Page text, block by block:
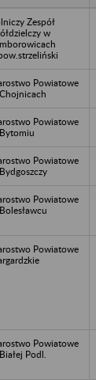
Zespół
w
Powiatowe
Powiatowe
Powiatowe
Powiatowe
Powiatowe
Powiatowe
Podl.